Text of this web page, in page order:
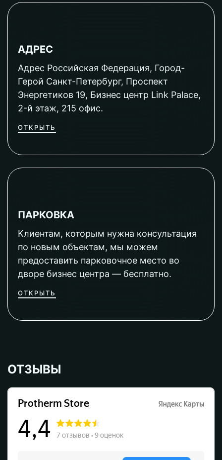
АДРЕС
Адрес Российская Федерация, Город-
Герой Санкт-Петербург, Проспект
Энергетиков 19, Бизнес центр Link Palace,
2-й этаж, 215 офис.
ОТКРЫТЬ
ПАРКОВКА
Клиентам, которым нужна консультация
по новым объектам, мы можем
предоставить парковочное место во
дворе бизнес центра — бесплатно.
ОТКРЫТЬ
ОТЗЫВЫ